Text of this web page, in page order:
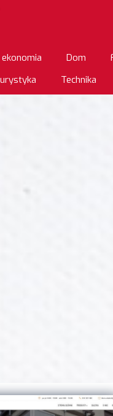
Dom
Technika